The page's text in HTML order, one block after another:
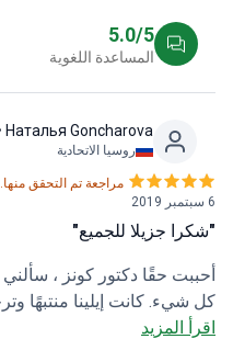
5.0/5
المساعدة اللغوية
Наталья Goncharova
روسيا الاتحادية
6 سبتمبر 2019
مراجعة تم التحقق منها.
"شكرا جزيلا للجميع"
أحببت حقًا دكتور كونز ،
كل شيء. كانت إيلينا منتبهًا
المشاورة في أجواء هادئة
اقرأ المزيد